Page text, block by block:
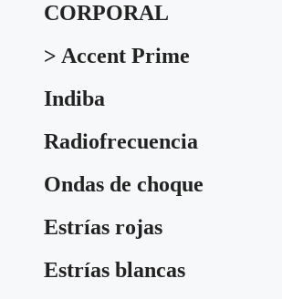
CORPORAL
> Accent Prime
Indiba
Radiofrecuencia
Ondas de choque
Estrías rojas
Estrías blancas